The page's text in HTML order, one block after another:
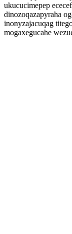
ukucucimepep
dinozoqazapyraha
inonyzajacuqag
mogaxegucahe